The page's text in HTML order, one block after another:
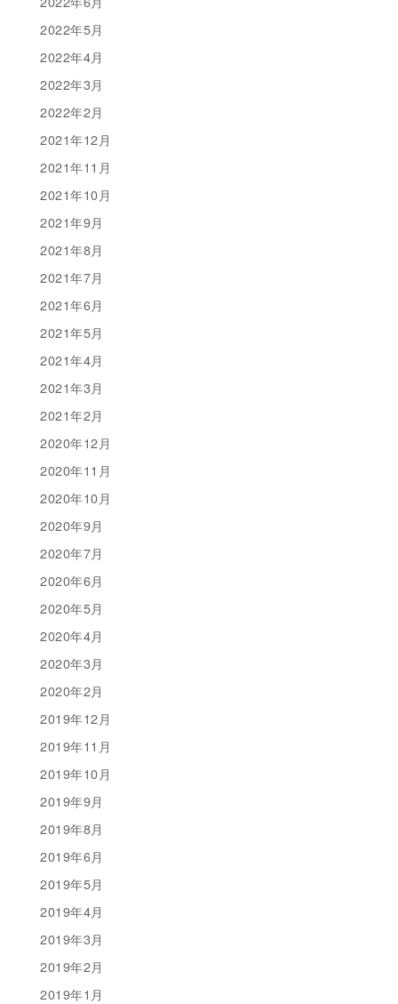
2022年5月
2022年4月
2022年3月
2022年2月
2021年12月
2021年11月
2021年10月
2021年9月
2021年8月
2021年7月
2021年6月
2021年5月
2021年4月
2021年3月
2021年2月
2020年12月
2020年11月
2020年10月
2020年9月
2020年7月
2020年6月
2020年5月
2020年4月
2020年3月
2020年2月
2019年12月
2019年11月
2019年10月
2019年9月
2019年8月
2019年6月
2019年5月
2019年4月
2019年3月
2019年2月
2019年1月